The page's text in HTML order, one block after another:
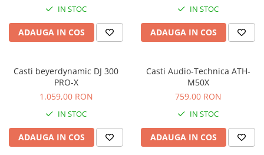
Stative de microfon
Studio si inregistrari
Accesorii de microfoane
Accesorii echipamente de studio
Controllere MIDI - USB DAW
Controllere monitoare de studio
Convertoare AD/DA
Interfete audio
IN STOC
ADAUGA IN COS
IN STOC
ADAUGA IN COS
Casti beyerdynamic DJ 300
PRO-X
1.059,00 RON
IN STOC
ADAUGA IN COS
Casti Audio-Technica ATH-
M50X
759,00 RON
IN STOC
ADAUGA IN COS